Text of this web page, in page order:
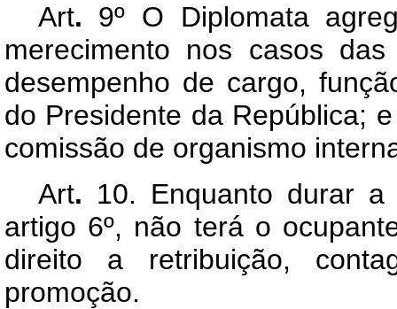
Art. 9º O Diplomata
merecimento nos casos
desempenho de cargo,
do Presidente da República;
comissão de organismo
Art. 10. Enquanto durar
artigo 6º, não terá o
direito a retribuição,
promoção.